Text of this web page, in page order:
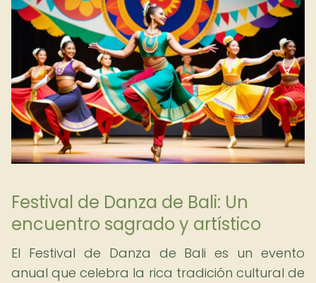
Festival de Danza de Bali: Un
encuentro sagrado y artístico
El Festival de Danza de Bali es un evento
anual que celebra la rica tradición cultural de